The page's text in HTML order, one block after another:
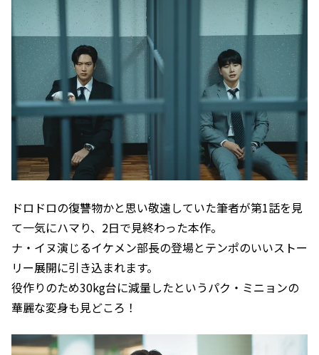
ドロドロの復讐物かと思い敬遠していた筆者が第1話を見
て一気にハマり、2日で見終わった本作。
ナ・イヌ演じるイケメン部長の登場とテンポのいいストー
リー展開に引き込まれます。
役作りのため30kg台に減量したというパク・ミニョンの
華麗な変身も見どころ！